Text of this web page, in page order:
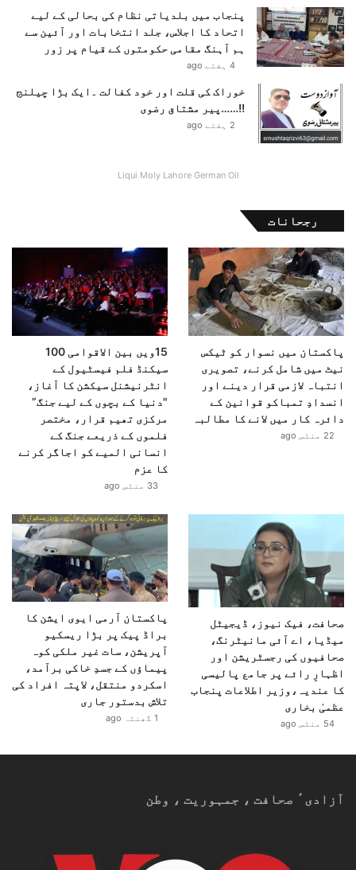
ر
ح
ی
ت
پ
ک
ش
؟
پنجاب میں بلدیاتی نظام کی بحالی کے لیے
اتحاد کا اجلاس، جلد انتخابات اور آئین سے
ہم آہنگ مقامی حکومتوں کے قیام پر زور
4 ہفتے ago
خوراک کی قلت اور خود کفالت ۔ایک بڑا چیلنج
!!……پیر مشتاق رضوی
2 ہفتے ago
Liqui Moly Lahore German Oil
رجحانات
پاکستان میں نسوار کو ٹیکس
نیٹ میں شامل کرنے، تصویری
انتباہ لازمی قرار دینے اور
انسدادِ تمباکو قوانین کے
دائرہ کار میں لانے کا مطالبہ
22 منٹس ago
15ویں بین الاقوامی 100
سیکنڈ فلم فیسٹیول کے
انٹرنیشنل سیکشن کا آغاز،
"دنیا کے بچوں کے لیے جنگ”
مرکزی تھیم قرار، مختصر
فلموں کے ذریعے جنگ کے
انسانی المیے کو اجاگر کرنے
کا عزم
33 منٹس ago
صحافت، فیک نیوز، ڈیجیٹل
میڈیا، اے آئی مانیٹرنگ،
صحافیوں کی رجسٹریشن اور
اظہارِ رائے پر جامع پالیسی
کا عندیہ،وزیر اطلاعات پنجاب
عظمیٰ بخاری
54 منٹس ago
پاکستان آرمی ایوی ایشن کا
براڈ پیک پر بڑا ریسکیو
آپریشن، سات غیر ملکی کوہ
پیماؤں کے جسدِ خاکی برآمد،
اسکردو منتقل، لاپتہ افراد کی
تلاش بدستور جاری
1 گھنٹہ ago
آزادیٴ صحافت ، جمہوریت ، وطن